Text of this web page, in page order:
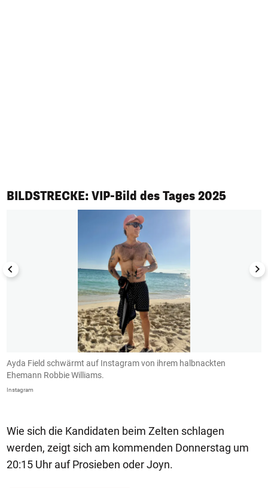
BILDSTRECKE: VIP-Bild des Tages 2025
1/50
Ayda Field schwärmt auf Instagram von ihrem halbnackten
Ehemann Robbie Williams.
Instagram
Wie sich die Kandidaten beim Zelten schlagen
werden, zeigt sich am kommenden Donnerstag um
20:15 Uhr auf Prosieben oder Joyn.